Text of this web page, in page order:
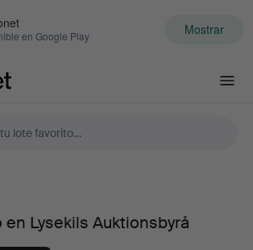
en Google Play Mostrar
Lysekils Auktionsbyrå